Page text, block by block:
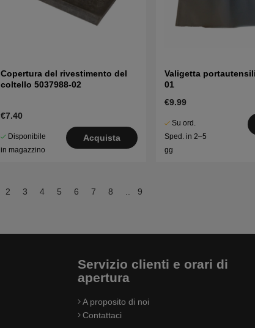
Copertura del rivestimento del
coltello 5037988-02
€7.40
Disponibile
in magazzino
Acquista
Valigetta
01
€9.99
Su ord.
Sped. in 2–5
gg
2 3 4 5 6 7 8 .. 9
Servizio clienti e orari di
apertura
A proposito di noi
Contattaci